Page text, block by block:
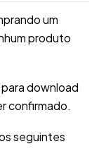
um
produto
download
confirmado.
seguintes